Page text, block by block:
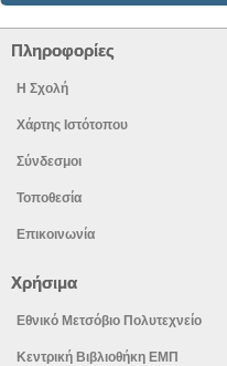
Πληροφορίες
Η Σχολή
Χάρτης Ιστότοπου
Σύνδεσμοι
Τοποθεσία
Επικοινωνία
Χρήσιμα
Εθνικό Μετσόβιο Πολυτεχνείο
Κεντρική Βιβλιοθήκη ΕΜΠ